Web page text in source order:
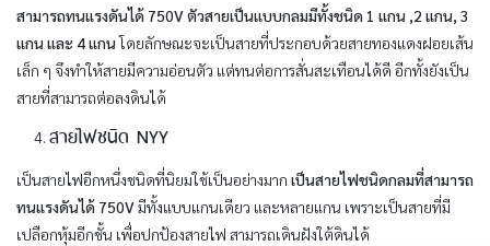
สามารถทนแรงดันได้ 750V ตัวสายเป็นแบบกลมมีทั้งชนิด 1 แกน ,2 แกน, 3
แกน และ 4 แกนโดยลักษณะจะเป็นสายที่ประกอบด้วยสายทองแดงฝอยเส้น
เล็ก ๆ จึงทำให้สายมีความอ่อนตัว แต่ทนต่อการสั่นสะเทือนได้ดี อีกทั้งยังเป็น
สายที่สามารถต่อลงดินได้
สายไฟชนิด NYY
เป็นสายไฟอีกหนึ่งชนิดที่นิยมใช้เป็นอย่างมาก เป็นสายไฟชนิดกลมที่สามารถ
ทนแรงดันได้ 750Vมีทั้งแบบแกนเดียว และหลายแกน เพราะเป็นสายที่มี
เปลือกหุ้มอีกชั้น เพื่อปกป้องสายไฟ สามารถเดินฝังใต้ดินได้